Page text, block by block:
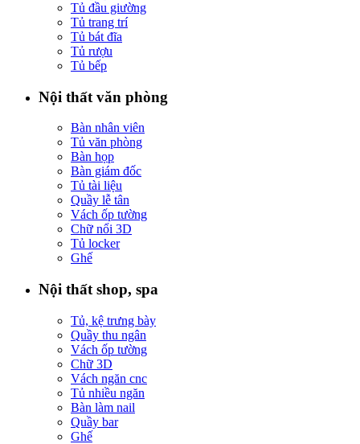
Tủ đầu giường
Tủ trang trí
Tủ bát đĩa
Tủ rượu
Tủ bếp
Nội thất văn phòng
Bàn nhân viên
Tủ văn phòng
Bàn họp
Bàn giám đốc
Tủ tài liệu
Quầy lễ tân
Vách ốp tường
Chữ nổi 3D
Tủ locker
Ghế
Nội thất shop, spa
Tủ, kệ trưng bày
Quầy thu ngân
Vách ốp tường
Chữ 3D
Vách ngăn cnc
Tủ nhiều ngăn
Bàn làm nail
Quầy bar
Ghế